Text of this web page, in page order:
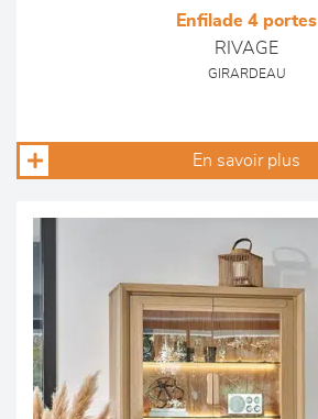
Enfilade 4 portes
RIVAGE
GIRARDEAU
En savoir plus